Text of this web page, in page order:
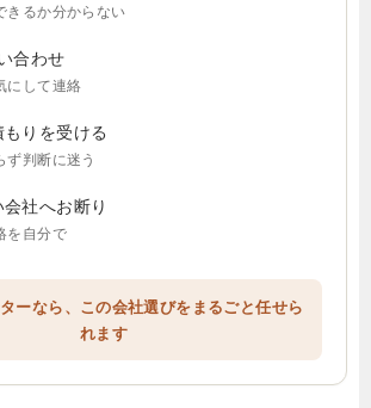
きるか分からない
合わせ
にして連絡
りを受ける
ず判断に迷う
社へお断り
を自分で
ーなら、この会社選びをまるごと任せら
れます